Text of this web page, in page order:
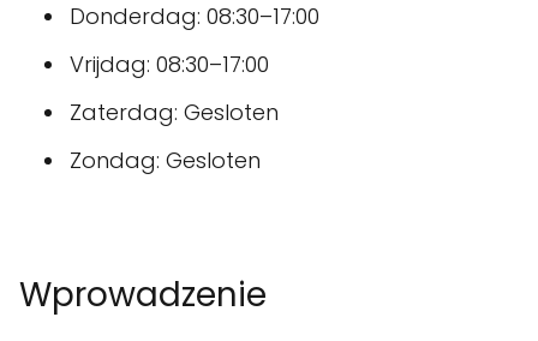
Donderdag: 08:30–17:00
Vrijdag: 08:30–17:00
Zaterdag: Gesloten
Zondag: Gesloten
Wprowadzenie